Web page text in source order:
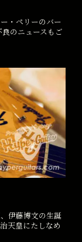
・ペリーのバー
のニュースもご
伊藤博文の生誕
天皇にたしなめ